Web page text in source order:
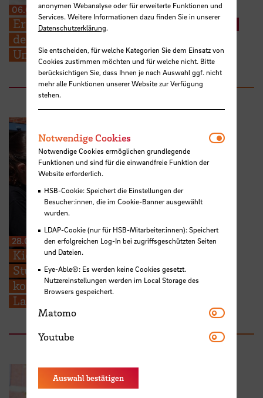
06.08.2026
Erneuter Aufruf: Hebammenstudierende
der HSB suchen weitere Schwangere zur
Unterstützung ihrer Prüfungen
28.07.2026
Kieserling Stiftung ermöglicht 48
Studierenden der Hochschule Bremen
kostenlose Zertifikatskurse zur
Ladungssicherung
anonymen Webanalyse oder für erweiterte Funktionen und
Services. Weitere Informationen dazu finden Sie in unserer
Datenschutzerklärung.
Sie entscheiden, für welche Kategorien Sie dem Einsatz von
Cookies zustimmen möchten und für welche nicht. Bitte
berücksichtigen Sie, dass Ihnen je nach Auswahl ggf. nicht
mehr alle Funktionen unserer Website zur Verfügung
stehen.
Notwendige Cookies
Notwendige Cookies ermöglichen grundlegende
Funktionen und sind für die einwandfreie Funktion der
Website erforderlich.
HSB-Cookie: Speichert die Einstellungen der
Besucher:innen, die im Cookie-Banner ausgewählt
wurden.
LDAP-Cookie (nur für HSB-Mitarbeiter:innen): Speichert
den erfolgreichen Log-In bei zugriffsgeschützten Seiten
und Dateien.
Eye-Able®: Es werden keine Cookies gesetzt.
Nutzereinstellungen werden im Local Storage des
Browsers gespeichert.
Matomo Matomo
Youtube Youtube
Auswahl bestätigen